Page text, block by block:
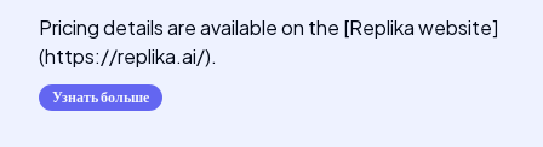
Pricing details are available on the [Replika website]
(https://replika.ai/).
Узнать больше